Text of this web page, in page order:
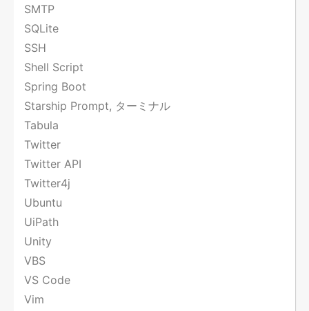
SMTP
SQLite
SSH
Shell Script
Spring Boot
Starship Prompt, ターミナル
Tabula
Twitter
Twitter API
Twitter4j
Ubuntu
UiPath
Unity
VBS
VS Code
Vim